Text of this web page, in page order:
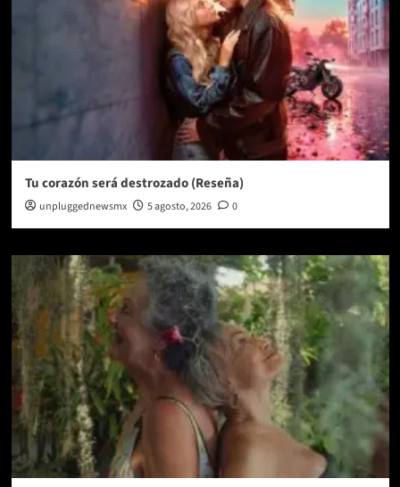
Tu corazón será destrozado (Reseña)
unpluggednewsmx 5 agosto, 2026 0